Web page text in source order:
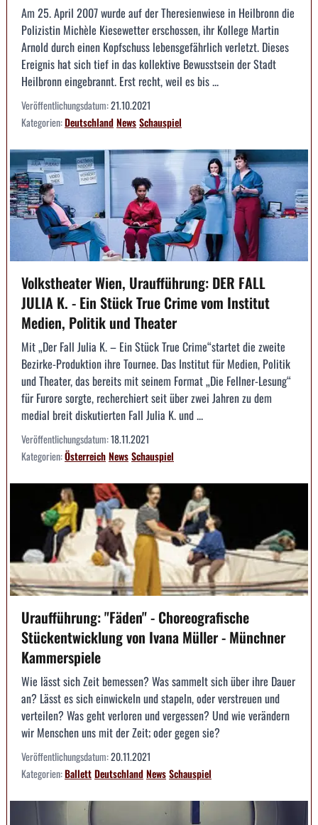
Am 25. April 2007 wurde auf der Theresienwiese in Heilbronn die
Polizistin Michèle Kiesewetter erschossen, ihr Kollege Martin
Arnold durch einen Kopfschuss lebensgefährlich verletzt. Dieses
Ereignis hat sich tief in das kollektive Bewusstsein der Stadt
Heilbronn eingebrannt. Erst recht, weil es bis ...
Veröffentlichungsdatum:21.10.2021
Kategorien:DeutschlandNewsSchauspiel
Volkstheater Wien, Uraufführung: DER FALL
JULIA K. - Ein Stück True Crime vom Institut
Medien, Politik und Theater
Mit „Der Fall Julia K. – Ein Stück True Crime“startet die zweite
Bezirke-Produktion ihre Tournee. Das Institut für Medien, Politik
und Theater, das bereits mit seinem Format „Die Fellner-Lesung“
für Furore sorgte, recherchiert seit über zwei Jahren zu dem
medial breit diskutierten Fall Julia K. und ...
Veröffentlichungsdatum:18.11.2021
Kategorien:ÖsterreichNewsSchauspiel
Uraufführung: "Fäden" - Choreografische
Stückentwicklung von Ivana Müller - Münchner
Kammerspiele
Wie lässt sich Zeit bemessen? Was sammelt sich über ihre Dauer
an? Lässt es sich einwickeln und stapeln, oder verstreuen und
verteilen? Was geht verloren und vergessen? Und wie verändern
wir Menschen uns mit der Zeit; oder gegen sie?
Veröffentlichungsdatum:20.11.2021
Kategorien:BallettDeutschlandNewsSchauspiel